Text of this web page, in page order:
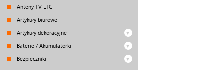
Anteny TV LTC
Artykuły biurowe
Artykuły dekoracyjne
Baterie / Akumulatorki
Bezpieczniki